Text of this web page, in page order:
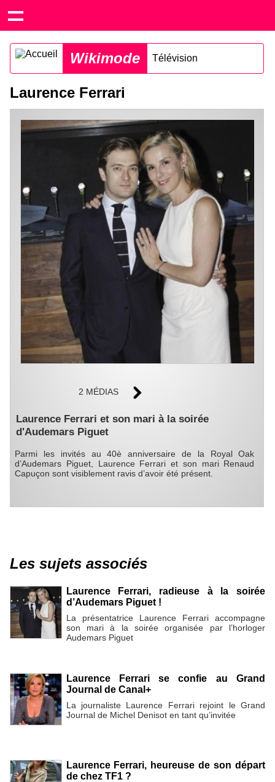
Wikimode Télévision
Laurence Ferrari
2 MÉDIAS
Laurence Ferrari et son mari à la soirée
d'Audemars Piguet
Parmi les invités au 40è anniversaire de la Royal Oak
d’Audemars Piguet, Laurence Ferrari et son mari Renaud
Capuçon sont visiblement ravis d’avoir été présent.
Les sujets associés
Laurence Ferrari, radieuse à la soirée
d’Audemars Piguet !
La présentatrice Laurence Ferrari accompagne
son mari à la soirée organisée par l’horloger
Audemars Piguet
Laurence Ferrari se confie au Grand
Journal de Canal+
La journaliste Laurence Ferrari rejoint le Grand
Journal de Michel Denisot en tant qu’invitée
Laurence Ferrari, heureuse de son départ
de chez TF1 ?